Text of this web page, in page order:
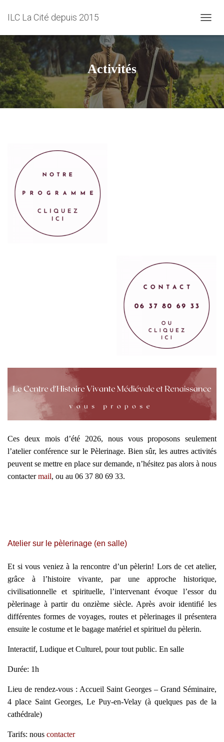
ILC La Cité depuis 2015
É
I
R
L
A
Activités
Ces deux mois d’été 2026, nous vous proposons seulement
l’atelier conférence sur le Pèlerinage. Bien sûr, les autres activités
peuvent se mettre en place sur demande, n’hésitez pas alors à nous
contactermail, ou au 06 37 80 69 33.
Atelier sur le pèlerinage (en salle)
Et si vous veniez à la rencontre d’un pèlerin! Lors de cet atelier,
grâce à l’histoire vivante, par une approche historique,
civilisationnelle et spirituelle, l’intervenant évoque l’essor du
pèlerinage à partir du onzième siècle. Après avoir identifié les
différentes formes de voyages, routes et pèlerinages il présentera
ensuite le costume et le bagage matériel et spirituel du pèlerin.
Interactif, Ludique et Culturel, pour tout public. En salle
Durée: 1h
Lieu de rendez-vous : Accueil Saint Georges – Grand Séminaire,
4 place Saint Georges, Le Puy-en-Velay (à quelques pas de la
cathédrale)
Tarifs: nous contacter